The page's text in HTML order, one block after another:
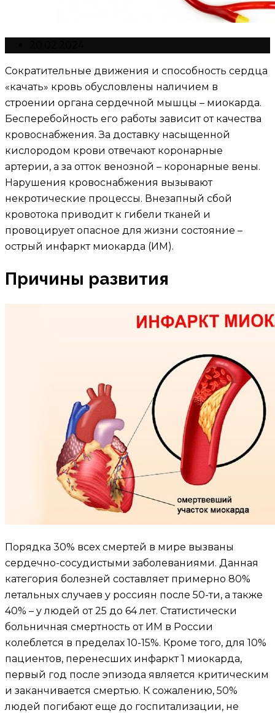
Сократительные движения и способность сердца
«качать» кровь обусловлены наличием в
строении органа сердечной мышцы – миокарда.
Бесперебойность его работы зависит от качества
кровоснабжения. За доставку насыщенной
кислородом крови отвечают коронарные
артерии, а за отток венозной – коронарные вены.
Нарушения кровоснабжения вызывают
некротические процессы. Внезапный сбой
кровотока приводит к гибели тканей и
провоцирует опасное для жизни состояние –
острый инфаркт миокарда (ИМ).
Причины развития
Порядка 30% всех смертей в мире вызваны
сердечно-сосудистыми заболеваниями. Данная
категория болезней составляет примерно 80%
летальных случаев у россиян после 50-ти, а также
40% – у людей от 25 до 64 лет. Статистически
больничная смертность от ИМ в России
колеблется в пределах 10-15%. Кроме того, для 10%
пациентов, перенесших инфаркт 1 миокарда,
первый год после эпизода является критическим
и заканчивается смертью. К сожалению, 50%
людей погибают еще до госпитализации, не